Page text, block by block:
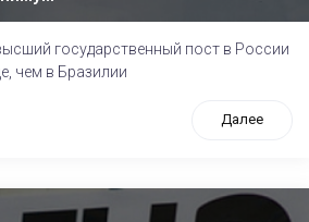
государственный пост в России
чем в Бразилии
Далее